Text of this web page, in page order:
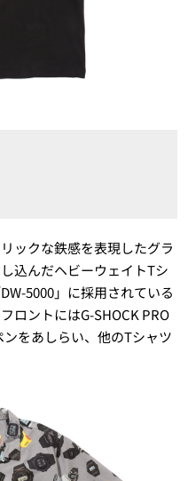
ックな鉄感を表現したグラ
込んだヘビーウェイトTシ
5000」に採用されている
ロントにはG-SHOCK PRO
をあしらい、他のTシャツ